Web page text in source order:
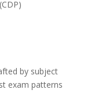
by subject
exam patterns